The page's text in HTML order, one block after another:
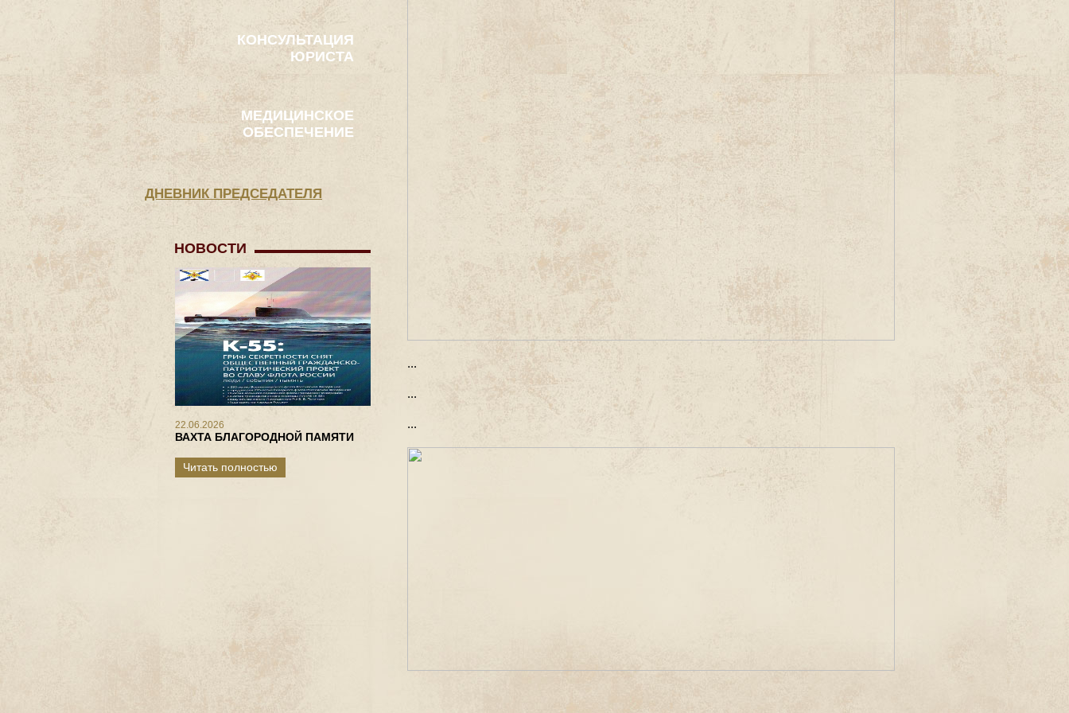
КОНСУЛЬТАЦИЯ
ЮРИСТА
МЕДИЦИНСКОЕ
ОБЕСПЕЧЕНИЕ
ДНЕВНИК ПРЕДСЕДАТЕЛЯ
НОВОСТИ
22.06.2026
ВАХТА БЛАГОРОДНОЙ ПАМЯТИ
Читать полностью
...
...
...